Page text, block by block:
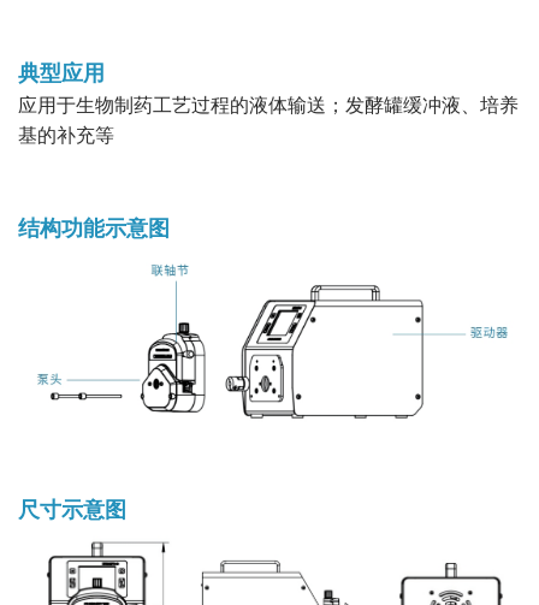
典型应用
应用于生物制药工艺过程的液体输送；发酵罐缓冲液、培养
基的补充等
结构功能示意图
尺寸示意图